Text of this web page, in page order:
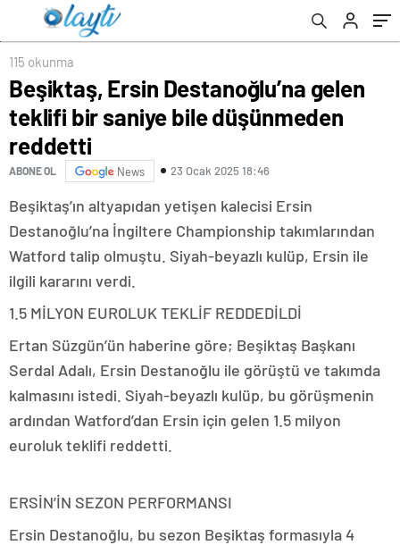
115 okunma
Beşiktaş, Ersin Destanoğlu’na gelen
teklifi bir saniye bile düşünmeden
reddetti
ABONE OL News 23 Ocak 2025 18:46
Beşiktaş’ın altyapıdan yetişen kalecisi Ersin
Destanoğlu’na İngiltere Championship takımlarından
Watford talip olmuştu. Siyah-beyazlı kulüp, Ersin ile
ilgili kararını verdi.
1.5 MİLYON EUROLUK TEKLİF REDDEDİLDİ
Ertan Süzgün’ün haberine göre; Beşiktaş Başkanı
Serdal Adalı, Ersin Destanoğlu ile görüştü ve takımda
kalmasını istedi. Siyah-beyazlı kulüp, bu görüşmenin
ardından Watford’dan Ersin için gelen 1.5 milyon
euroluk teklifi reddetti.
ERSİN’İN SEZON PERFORMANSI
Ersin Destanoğlu, bu sezon Beşiktaş formasıyla 4